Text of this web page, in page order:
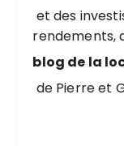
et des
rendements,
blog de la
de Pierre et